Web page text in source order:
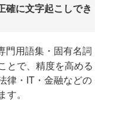
確に文字起こしでき
門用語集・固有名詞
とで、精度を高める
律・IT・金融などの
。